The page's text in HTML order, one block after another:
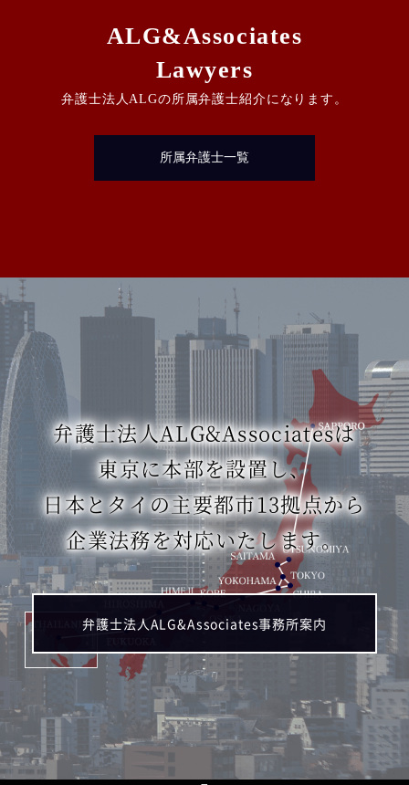
ALG&Associates
Lawyers
弁護士法人ALGの所属弁護士紹介になります。
所属弁護士一覧
弁護士法人ALG&Associatesは
東京に本部を設置し、
日本とタイの主要都市13拠点から
企業法務を対応いたします。
弁護士法人ALG&Associates事務所案内